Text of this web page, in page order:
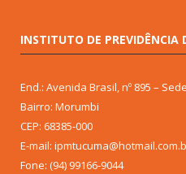
INSTITUTO DE PREVIDÊNCIA
End.: Avenida Brasil, nº 895 –
Bairro: Morumbi
CEP: 68385-000
E-mail:
Fone: (94) 99166-9044